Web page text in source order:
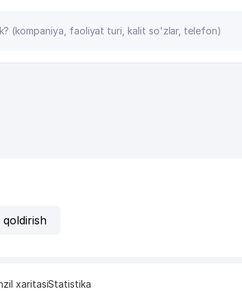
qoldirish
xaritasiStatistika